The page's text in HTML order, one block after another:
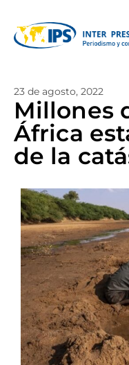
23 de agosto, 2022
Millones
África
de la